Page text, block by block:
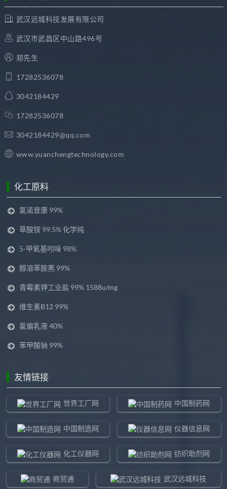
武汉远城科技发展有限公司
武汉市武昌区中山路496号
郑先生
17282536078
3042184429
17282536078
3042184429@qq.com
www.yuanchengtechnology.com
化工原料
氯诺昔康 99%
草酸铵 99.5% 化学纯
5-甲氧基吲哚 98%
醇溶苯胺黑 99%
青霉素钾工业盐 99% 1588u/mg
维生素B12 99%
氯偏乳液 40%
苯甲酸钠 99%
友情链接
世界工厂网 中国制药网
中国制造网 仪器信息网
化工仪器网 纺织助剂网
商贸通 武汉远城科技